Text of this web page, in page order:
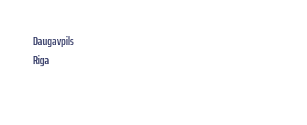
Daugavpils
Riga